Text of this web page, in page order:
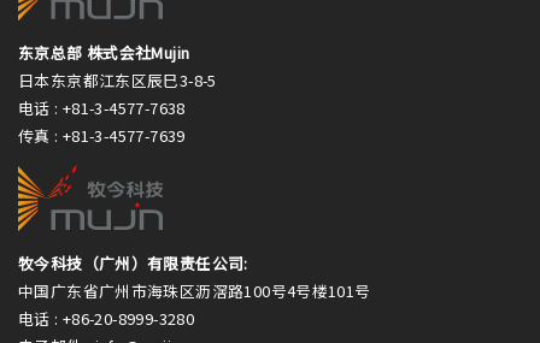
东京总部 株式会社Mujin
日本东京都江东区辰巳3-8-5
电话 : +81-3-4577-7638
传真 : +81-3-4577-7639
牧今科技（广州）有限责任公司:
中国广东省广州市海珠区沥滘路100号4号楼101号
电话 : +86-20-8999-3280